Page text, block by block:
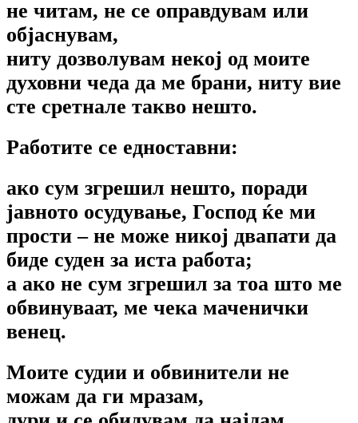
не читам, не се оправдувам или
објаснувам,
ниту дозволувам некој од моите
духовни чеда да ме брани, ниту вие
сте сретнале такво нешто.
Работите се едноставни:
ако сум згрешил нешто, поради
јавното осудување, Господ ќе ми
прости – не може никој двапати да
биде суден за иста работа;
а ако не сум згрешил за тоа што ме
обвинуваат, ме чека маченички
венец.
Моите судии и обвинители не
можам да ги мразам,